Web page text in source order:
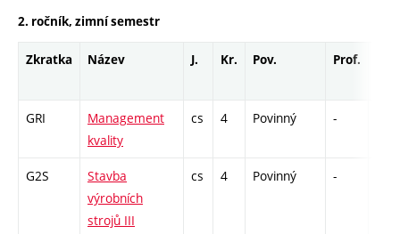
2. ročník, zimní semestr
Zkratka Název J. Kr. Pov. Prof.
GRI
Management
kvality
cs 4 Povinný -
G2S
Stavba
výrobních
strojů III
cs 4 Povinný -